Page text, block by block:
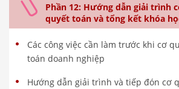
Phần 12: Hướng dẫn giải trình
quyết toán và tổng kết khóa
Các công việc cần làm trước khi cơ
toán doanh nghiệp
Hướng dẫn giải trình và tiếp đón cơ